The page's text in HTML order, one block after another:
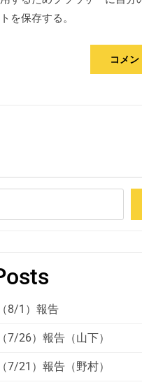
を保存する。
8/1）報告
7/26）報告（山下）
7/21）報告（野村）